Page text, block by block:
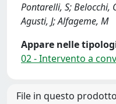
Pontarelli, S; Belocchi,
Agusti, J; Alfageme, M
Appare nelle
02 - Intervento a
File in questo